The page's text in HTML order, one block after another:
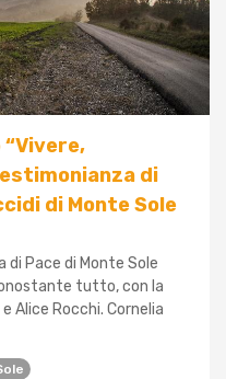
di
di Monte Sole
di Pace di Monte Sole
tutto, con la
Alice Rocchi. Cornelia